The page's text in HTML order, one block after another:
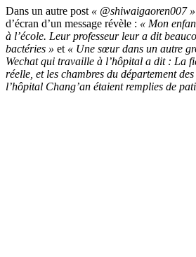
Dans un autre post « @shiwaigaoren007 »
d’écran d’un message révèle : « Mon
à l’école. Leur professeur leur a dit
bactéries » et « Une sœur dans un autre
Wechat qui travaille à l’hôpital a dit : La
réelle, et les chambres du département
l’hôpital Chang’an étaient remplies de